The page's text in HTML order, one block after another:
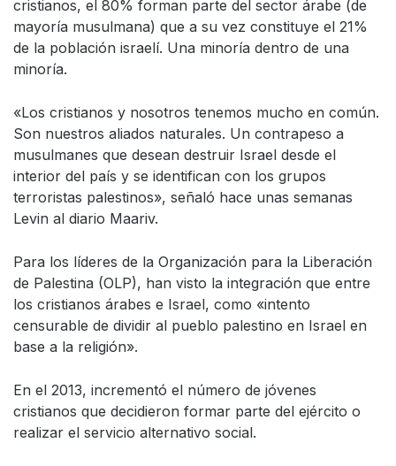
cristianos, el 80% forman parte del sector árabe (de
mayoría musulmana) que a su vez constituye el 21%
de la población israelí. Una minoría dentro de una
minoría.
«Los cristianos y nosotros tenemos mucho en común.
Son nuestros aliados naturales. Un contrapeso a
musulmanes que desean destruir Israel desde el
interior del país y se identifican con los grupos
terroristas palestinos», señaló hace unas semanas
Levin al diario Maariv.
Para los líderes de la Organización para la Liberación
de Palestina (OLP), han visto la integración que entre
los cristianos árabes e Israel, como «intento
censurable de dividir al pueblo palestino en Israel en
base a la religión».
En el 2013, incrementó el número de jóvenes
cristianos que decidieron formar parte del ejército o
realizar el servicio alternativo social.